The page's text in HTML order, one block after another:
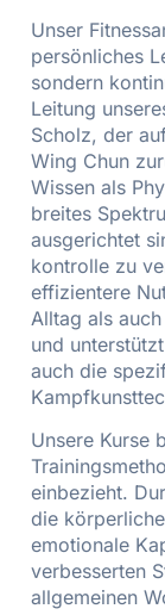
Unser
persönliches
sondern
Leitung
Scholz, der
Wing Chun
Wissen als
breites
ausgerichtet
kontrolle zu
effizientere
Alltag als
und
auch die
Unsere Kurse
einbezieht.
die
emotionale
verbesserten
allgemeinen